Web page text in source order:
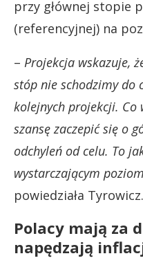
przy głównej stopie
(referencyjnej) na
– Projekcja wskazuje,
stóp nie schodzimy do
kolejnych projekcji. Co
szansę zaczepić się o
odchyleń od celu. To
wystarczającym
powiedziała Tyrowicz.
Polacy mają za
napędzają